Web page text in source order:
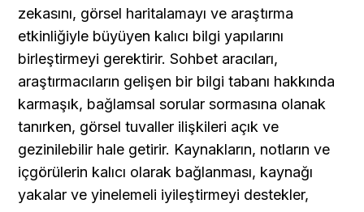
zekasını, görsel haritalamayı ve araştırma
etkinliğiyle büyüyen kalıcı bilgi yapılarını
birleştirmeyi gerektirir. Sohbet aracıları,
araştırmacıların gelişen bir bilgi tabanı hakkında
karmaşık, bağlamsal sorular sormasına olanak
tanırken, görsel tuvaller ilişkileri açık ve
gezinilebilir hale getirir. Kaynakların, notların ve
içgörülerin kalıcı olarak bağlanması, kaynağı
yakalar ve yinelemeli iyileştirmeyi destekler,